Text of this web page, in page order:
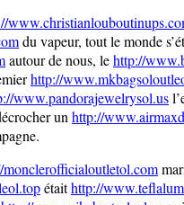
du vapeur, tout le monde
autour de nous, lehttp://
http://
www.pandorajewelrysol.us
un http://
monclerofficialoutletol.com
étaithttp://